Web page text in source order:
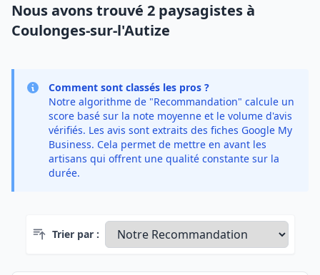
Nous avons trouvé 2 paysagistes à
Coulonges-sur-l'Autize
Comment sont classés les pros ?
Notre algorithme de "Recommandation" calcule un
score basé sur la note moyenne et le volume d'avis
vérifiés. Les avis sont extraits des fiches Google My
Business. Cela permet de mettre en avant les
artisans qui offrent une qualité constante sur la
durée.
Trier par :